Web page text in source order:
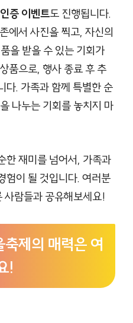
증 이벤트도 진행됩니다.
에서 사진을 찍고, 자신의
을 받을 수 있는 기회가
품으로, 행사 종료 후 추
다. 가족과 함께 특별한 순
나누는 기회를 놓치지 마
한 재미를 넘어서, 가족과
험이 될 것입니다. 여러분
사람들과 공유해보세요!
제의 매력은 여
!